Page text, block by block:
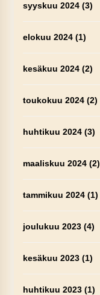
syyskuu 2024(3)
elokuu 2024(1)
kesäkuu 2024(2)
toukokuu 2024(2)
huhtikuu 2024(3)
maaliskuu 2024(2)
tammikuu 2024(1)
joulukuu 2023(4)
kesäkuu 2023(1)
huhtikuu 2023(1)